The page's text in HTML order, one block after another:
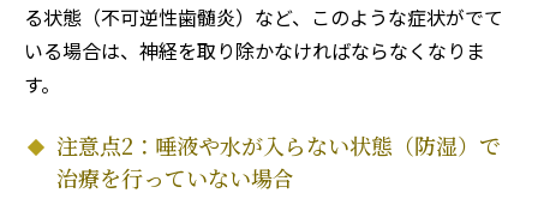
る状態（不可逆性歯髄炎）など、このような症状がでて
いる場合は、神経を取り除かなければならなくなりま
す。
注意点2：唾液や水が入らない状態（防湿）で
治療を行っていない場合